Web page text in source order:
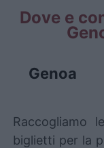
Dove e
Genoa
Raccogliamo
biglietti per la